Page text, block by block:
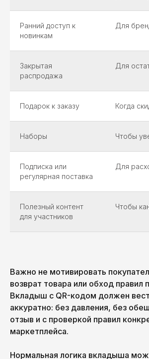
Ранний доступ к
новинкам
Для
Закрытая
распродажа
Для
Подарок к заказу Когда
Наборы Чтобы
Подписка или
регулярная поставка
Для
Полезный контент
для участников
Чтобы
Важно не мотивировать
возврат товара или обход правил
Вкладыш с QR-кодом должен
аккуратно: без давления, без
отзыв и с проверкой правил
маркетплейса.
Нормальная логика вкладыша